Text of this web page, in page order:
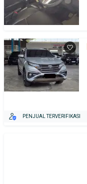
PENJUAL TERVERIFIKASI